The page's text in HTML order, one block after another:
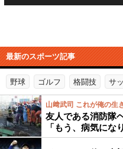
最新のスポーツ記事
野球 ゴルフ 格闘技 サ
山﨑武司 これが俺の生
友人である消防隊
「もう、病気にな